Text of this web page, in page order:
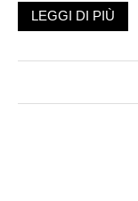
sono spesso prese
di fare ormai troppo
Constant Aharh ha
LEGGI DI PIÙ